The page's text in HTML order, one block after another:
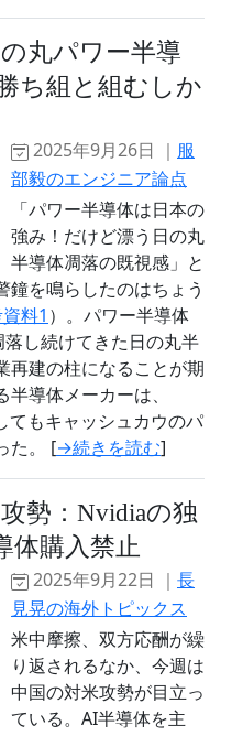
丸パワー半導
ち組と組むしか
2025年9月26日 ｜ 服
部毅のエンジニア論点
「パワー半導体は日本の
強み！だけど漂う日の丸
半導体凋落の既視感」と
鐘を鳴らしたのはちょう
料1 ）。パワー半導体
落し続けてきた日の丸半
再建の柱になることが期
導体メーカーは、
てもキャッシュカウのパ
た。 [→続きを読む]
勢：Nvidiaの独
体購入禁止
2025年9月22日 ｜ 長
見晃の海外トピックス
米中摩擦、双方応酬が繰
り返されるなか、今週は
中国の対米攻勢が目立っ
ている。AI半導体を主